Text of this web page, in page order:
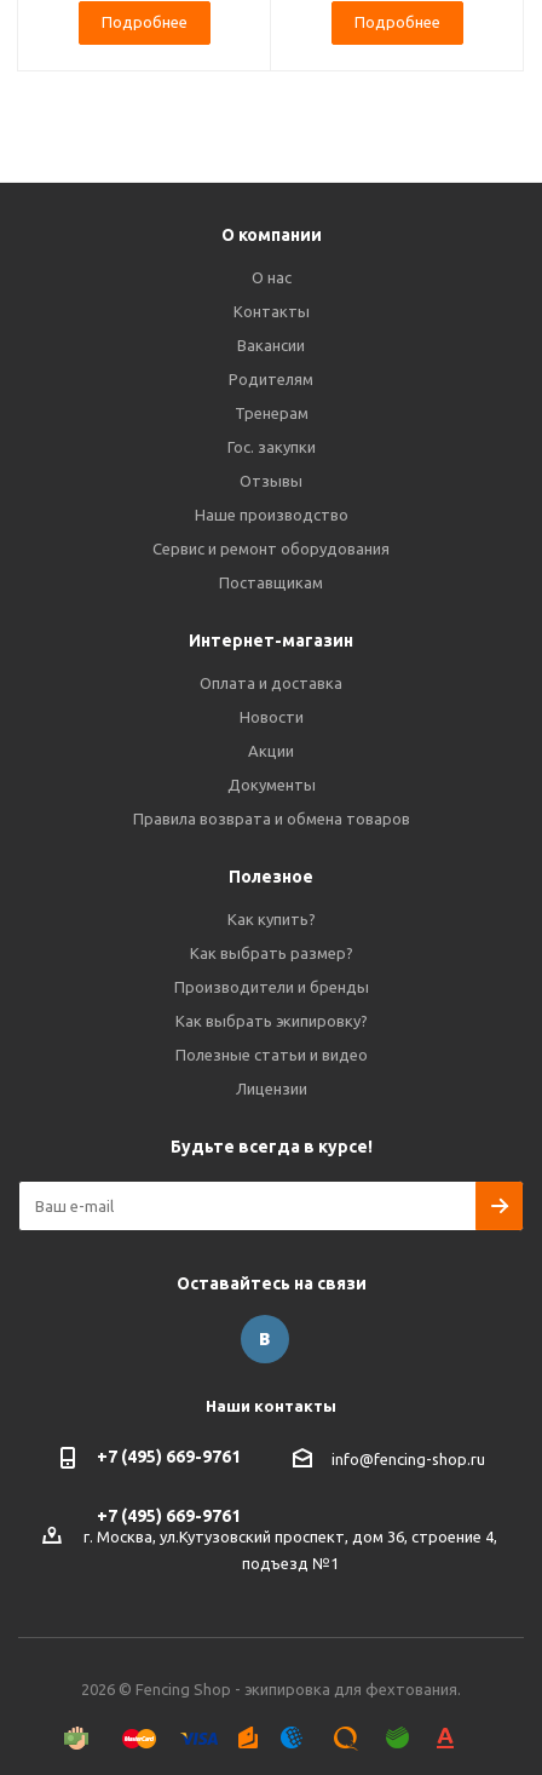
Подробнее Подробнее
О компании
О нас
Контакты
Вакансии
Родителям
Тренерам
Гос. закупки
Отзывы
Наше производство
Сервис и ремонт оборудования
Поставщикам
Интернет-магазин
Оплата и доставка
Новости
Акции
Документы
Правила возврата и обмена товаров
Полезное
Как купить?
Как выбрать размер?
Производители и бренды
Как выбрать экипировку?
Полезные статьи и видео
Лицензии
Будьте всегда в курсе!
Оставайтесь на связи
Наши контакты
+7 (495) 669-9761
+7 (495) 669-9761
info@fencing-shop.ru
г. Москва, ул.Кутузовский проспект, дом 36, строение 4,
подъезд №1
2026 © Fencing Shop - экипировка для фехтования.